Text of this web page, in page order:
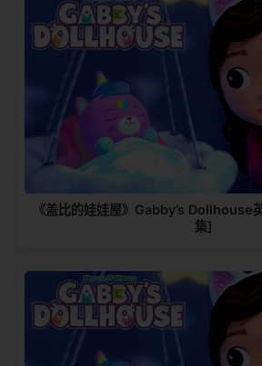
《盖比的娃娃屋》Gabby’s Dollhouse
集]